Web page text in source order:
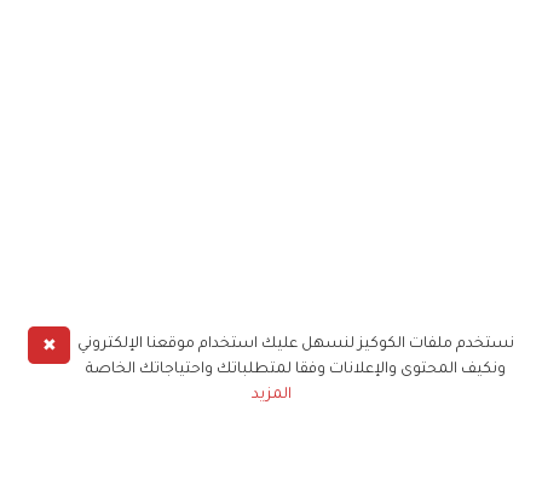
✖
نستخدم ملفات الكوكيز لنسهل عليك استخدام موقعنا الإلكتروني
ونكيف المحتوى والإعلانات وفقا لمتطلباتك واحتياجاتك الخاصة
المزيد